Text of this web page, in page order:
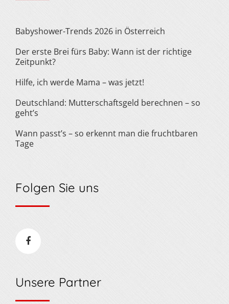
Babyshower-Trends 2026 in Österreich
Der erste Brei fürs Baby: Wann ist der richtige
Zeitpunkt?
Hilfe, ich werde Mama – was jetzt!
Deutschland: Mutterschaftsgeld berechnen – so
geht’s
Wann passt’s – so erkennt man die fruchtbaren
Tage
Folgen Sie uns
Unsere Partner